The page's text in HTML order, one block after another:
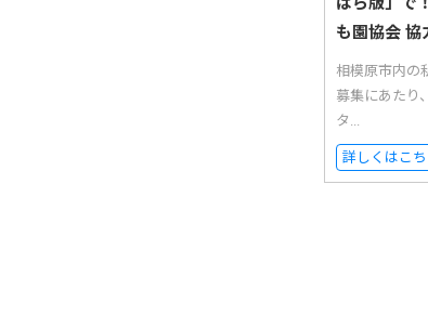
も園協会 協
相模原市内の
募集にあたり
タ...
詳しくはこち